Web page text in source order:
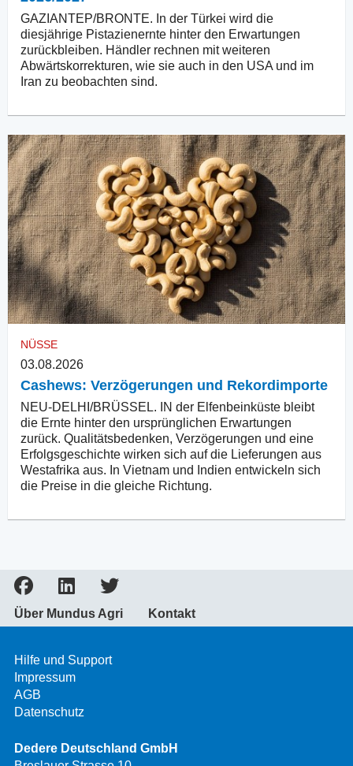
GAZIANTEP/BRONTE. In der Türkei wird die
diesjährige Pistazienernte hinter den Erwartungen
zurückbleiben. Händler rechnen mit weiteren
Abwärtskorrekturen, wie sie auch in den USA und im
Iran zu beobachten sind.
NÜSSE
03.08.2026
Cashews: Verzögerungen und Rekordimporte
NEU-DELHI/BRÜSSEL. IN der Elfenbeinküste bleibt
die Ernte hinter den ursprünglichen Erwartungen
zurück. Qualitätsbedenken, Verzögerungen und eine
Erfolgsgeschichte wirken sich auf die Lieferungen aus
Westafrika aus. In Vietnam und Indien entwickeln sich
die Preise in die gleiche Richtung.
Über Mundus Agri Kontakt
Hilfe und Support
Impressum
AGB
Datenschutz
Dedere Deutschland GmbH